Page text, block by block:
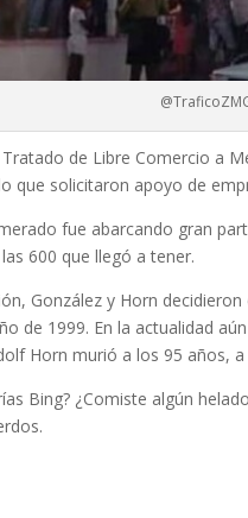
de Libre Comercio a
que solicitaron apoyo de
fue abarcando gran
600 que llegó a tener.
González y Horn
de 1999. En la actualidad
Horn murió a los 95 años,
Bing? ¿Comiste algún